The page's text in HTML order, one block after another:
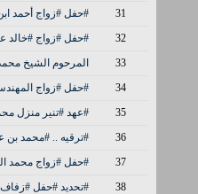
31
#حفل #زواج أحمد
32
#حفل #زواج #خالد
33
المرحوم الشيخ
34
#حفل #زواج
35
#عهد #تنير منزل
36
#ترقيه .. #محمد
37
#حفل #زواج محمد
38
#تحديد #حفل #زفاف